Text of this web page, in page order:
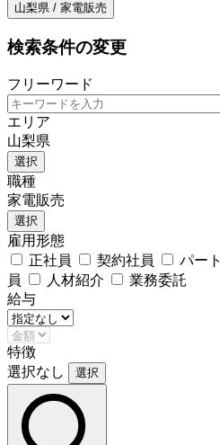
山梨県 / 家電販売
検索条件の変更
フリーワード
エリア
山梨県
選択
職種
家電販売
選択
雇用形態
正社員
契約社員 パート
員
人材紹介
業務委託
給与
特徴
選択なし
選択